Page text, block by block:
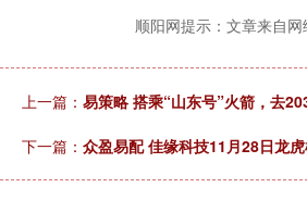
顺阳网提示：文章来自网
上一篇： 易策略 搭乘“山东号”火箭，去
下一篇： 众盈易配 佳缘科技11月28日龙